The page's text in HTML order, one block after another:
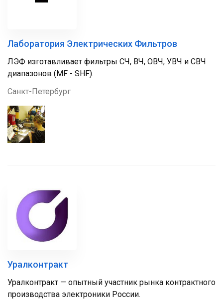
Лаборатория Электрических Фильтров
ЛЭФ изготавливает фильтры СЧ, ВЧ, ОВЧ, УВЧ и СВЧ
диапазонов (MF - SHF).
Санкт-Петербург
Уралконтракт
Уралконтракт — опытный участник рынка контрактного
производства электроники России.